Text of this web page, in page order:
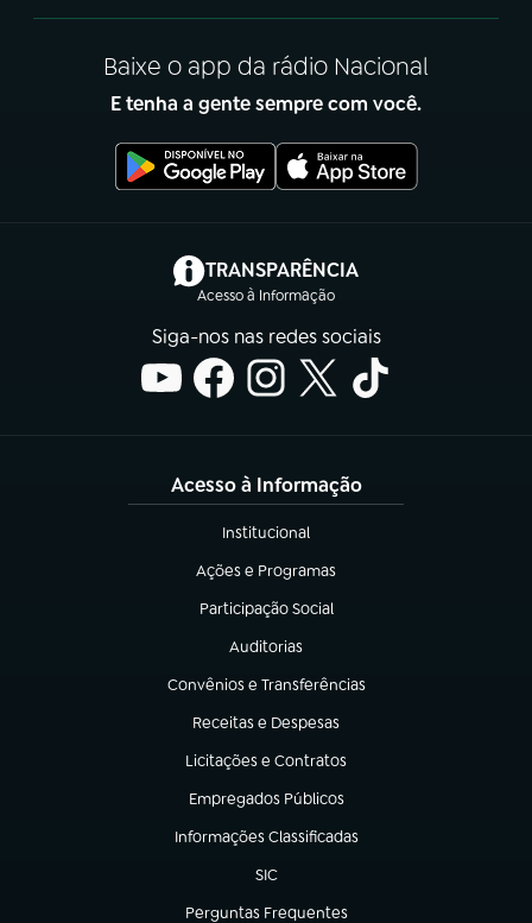
Baixe o app da rádio Nacional
E tenha a gente sempre com você.
TRANSPARÊNCIA
Acesso à Informação
(abre em nova aba)
Siga-nos nas redes sociais
Acesso à Informação
Institucional
(abre em nova aba)
Ações e Programas
(abre em nova aba)
Participação Social
(abre em nova aba)
Auditorias
(abre em nova aba)
Convênios e Transferências
(abre em nova aba)
Receitas e Despesas
(abre em nova aba)
Licitações e Contratos
(abre em nova aba)
Empregados Públicos
(abre em nova aba)
Informações Classificadas
(abre em nova aba)
SIC
(abre em nova aba)
Perguntas Frequentes